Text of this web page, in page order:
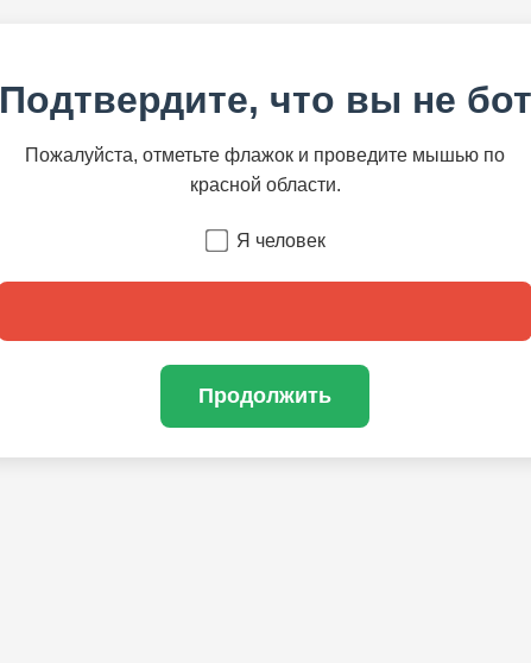
Подтвердите, что вы не бот
Пожалуйста, отметьте флажок и проведите мышью по
красной области.
Я человек
Продолжить